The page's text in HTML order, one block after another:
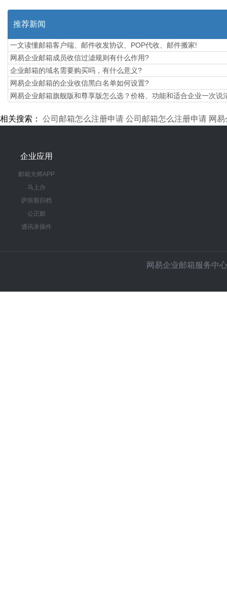
推荐新闻
一文读懂邮箱客户端、邮件收发协议、POP代收、邮件搬家!
网易企业邮箱成员收信过滤规则有什么作用?
企业邮箱的域名需要购买吗，有什么意义?
网易企业邮箱的企业收信黑白名单如何设置?
网易企业邮箱旗舰版和尊享版怎么选？价格、功能和适合企业一次说
相关搜索： 公司邮箱怎么注册申请 公司邮箱怎么注册申请 网
企业应用
邮箱大师APP
马上办
萨班斯归档
公正邮
通讯录插件
网易企业邮箱服务